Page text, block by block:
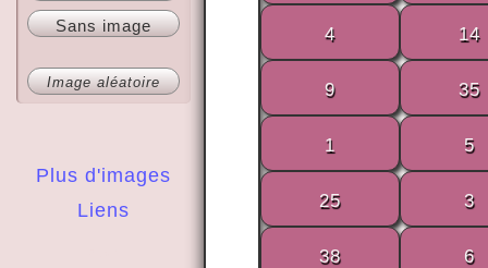
Plus d'images
Liens
Sans image
Image aléatoire
4 14
9 35
1 5
25 3
38 6